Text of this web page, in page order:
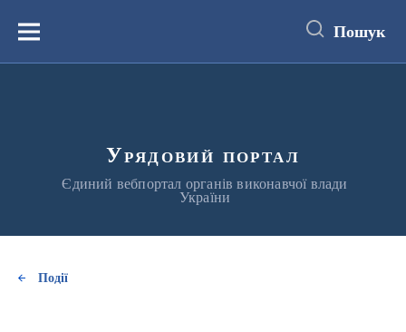
вмістуМеню Пошук
Урядовий портал
Єдиний вебпортал органів виконавчої влади
України
Події